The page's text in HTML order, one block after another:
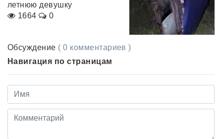
летнюю девушку
1664
0
Обсуждение ( 0 комментариев )
Навигация по страницам